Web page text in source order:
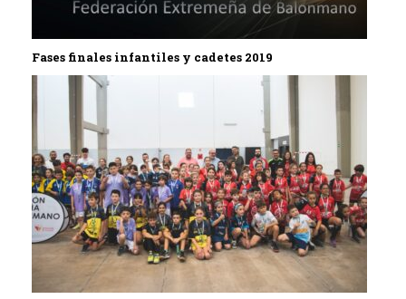
Fases finales infantiles y cadetes 2019